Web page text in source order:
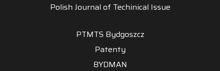
Polish Journal of Techinical Issue
PTMTS Bydgoszcz
Patenty
BYDMAN